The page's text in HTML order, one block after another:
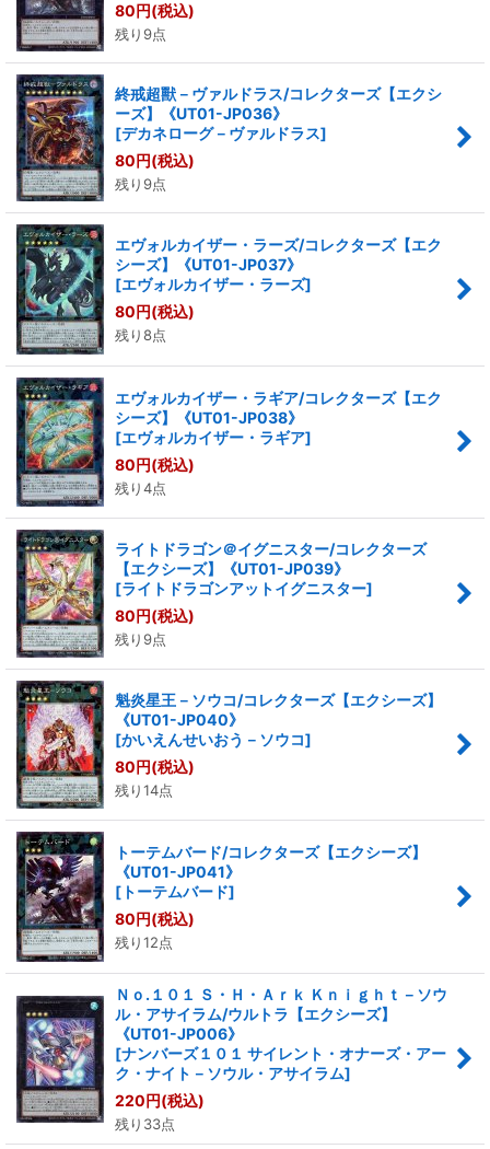
80円(税込)
残り9点
終戒超獸－ヴァルドラス/コレクターズ【エクシ
ーズ】《UT01-JP036》
[デカネローグ－ヴァルドラス]
80円(税込)
残り9点
エヴォルカイザー・ラーズ/コレクターズ【エク
シーズ】《UT01-JP037》
[エヴォルカイザー・ラーズ]
80 円(税込)
残り8点
エヴォルカイザー・ラギア/コレクターズ【エク
シーズ】《UT01-JP038》
[エヴォルカイザー・ラギア]
80円(税込)
残り4点
ライトドラゴン＠イグニスター/コレクターズ
【エクシーズ】《UT01-JP039》
[ライトドラゴンアットイグニスター]
80 円(税込)
残り9点
魁炎星王－ソウコ/コレクターズ【エクシーズ】
《UT01-JP040》
[かいえんせいおう－ソウコ]
80 円(税込)
残り14点
トーテムバード/コレクターズ【エクシーズ】
《UT01-JP041》
[ トーテムバード]
80 円(税込)
残り12点
Ｎｏ.１０１ Ｓ・Ｈ・Ａｒｋ Ｋｎｉｇｈｔ－ソウ
ル・アサイラム/ウルトラ【エクシーズ】
《UT01-JP006》
[ナンバーズ１０１ サイレント・オナーズ・アー
ク・ナイト－ソウル・アサイラム]
220 円(税込)
残り33点